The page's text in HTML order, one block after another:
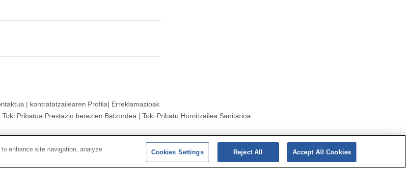
| kontratatzailearen Profila| Erreklamazioak
Toki Pribatua Prestazio berezien Batzordea | Toki Pribatu Hornitzailea Sanitarioa
Datu-babesaren Politika| cookieen Politika
Jarraitu bertan:
enhance site navigation, analyze
Cookies Settings Reject All Accept All Cookies